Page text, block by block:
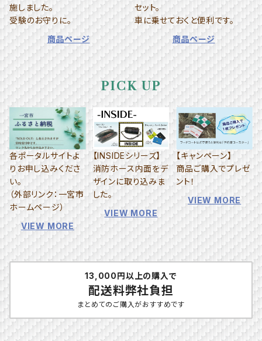
施しました。
受験のお守りに。
商品ページ
セット。
車に乗せておくと便利です。
商品ページ
PICK UP
各ポータルサイトよ
りお申し込みくださ
い。
（外部リンク：一宮市
ホームページ）
VIEW MORE
【INSIDEシリーズ】
消防ホース内面をデ
ザインに取り込みま
した。
VIEW MORE
【キャンペーン】
商品ご購入でプレゼ
ント！
VIEW MORE
13,000円以上の購入で
配送料弊社負担
まとめてのご購入がおすすめです